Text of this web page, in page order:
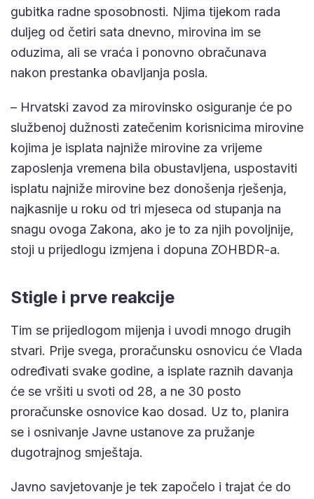
gubitka radne sposobnosti. Njima tijekom rada
duljeg od četiri sata dnevno, mirovina im se
oduzima, ali se vraća i ponovno obračunava
nakon prestanka obavljanja posla.
– Hrvatski zavod za mirovinsko osiguranje će po
službenoj dužnosti zatečenim korisnicima mirovine
kojima je isplata najniže mirovine za vrijeme
zaposlenja vremena bila obustavljena, uspostaviti
isplatu najniže mirovine bez donošenja rješenja,
najkasnije u roku od tri mjeseca od stupanja na
snagu ovoga Zakona, ako je to za njih povoljnije,
stoji u prijedlogu izmjena i dopuna ZOHBDR-a.
Stigle i prve reakcije
Tim se prijedlogom mijenja i uvodi mnogo drugih
stvari. Prije svega, proračunsku osnovicu će Vlada
određivati svake godine, a isplate raznih davanja
će se vršiti u svoti od 28, a ne 30 posto
proračunske osnovice kao dosad. Uz to, planira
se i osnivanje Javne ustanove za pružanje
dugotrajnog smještaja.
Javno savjetovanje je tek započelo i trajat će do